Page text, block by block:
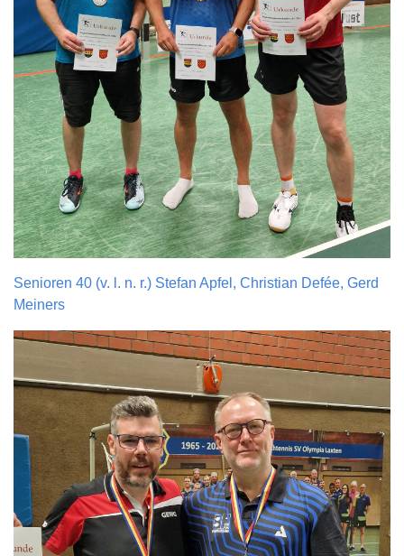
Senioren 40 (v. l. n. r.) Stefan Apfel, Christian Defée, Gerd
Meiners